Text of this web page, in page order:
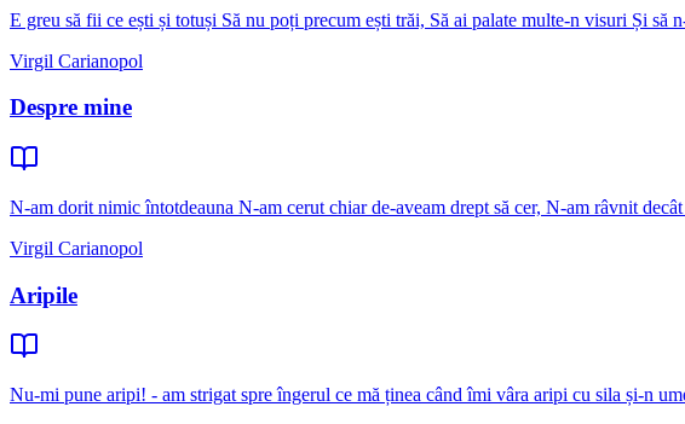
E greu să fii ce ești și totuși Să nu poți precum ești trăi, Să ai palate multe-n visuri Și să
Virgil Carianopol
Despre mine
N-am dorit nimic întotdeauna N-am cerut chiar de-aveam drept să cer, N-am râvnit
Virgil Carianopol
Aripile
Nu-mi pune aripi! - am strigat spre îngerul ce mă ținea când îmi vâra aripi cu sila și-n